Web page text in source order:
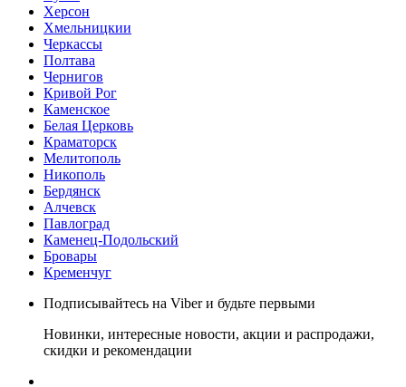
Херсон
Хмельницкии
Черкассы
Полтава
Чернигов
Кривой Рог
Каменское
Белая Церковь
Краматорск
Мелитополь
Никополь
Бердянск
Алчевск
Павлоград
Каменец-Подольский
Бровары
Кременчуг
Подписывайтесь на Viber и будьте первыми
Новинки, интересные новости, акции и распродажи,
скидки и рекомендации